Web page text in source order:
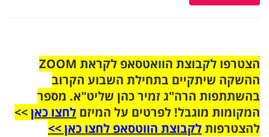
הצטרפו לקבוצת הוואטסאפ לקראת ZOOM
ההשקה שיתקיים בתחילת השבוע הקרוב
בהשתתפות הרה"ג זמיר כהן שליט"א. מספר
המקומות מוגבל! לפרטים על המיזם לחצו כאן>>
להצטרפותלקבוצת הווטסאפ לחצו כאן >>